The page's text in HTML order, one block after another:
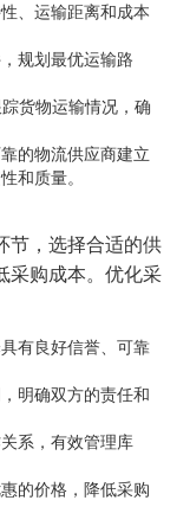
、运输距离和成本
规划最优运输路
货物运输情况，确
的物流供应商建立
和质量。
节，选择合适的供
采购成本。优化采
有良好信誉、可靠
明确双方的责任和
系，有效管理库
的价格，降低采购